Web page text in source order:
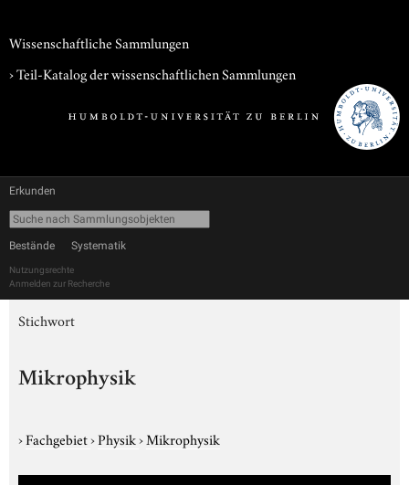
Wissenschaftliche Sammlungen
› Teil-Katalog der wissenschaftlichen Sammlungen
Erkunden
Bestände Systematik
Nutzungsrechte
Anmelden zur Recherche
Stichwort
Mikrophysik
›Fachgebiet›Physik›Mikrophysik